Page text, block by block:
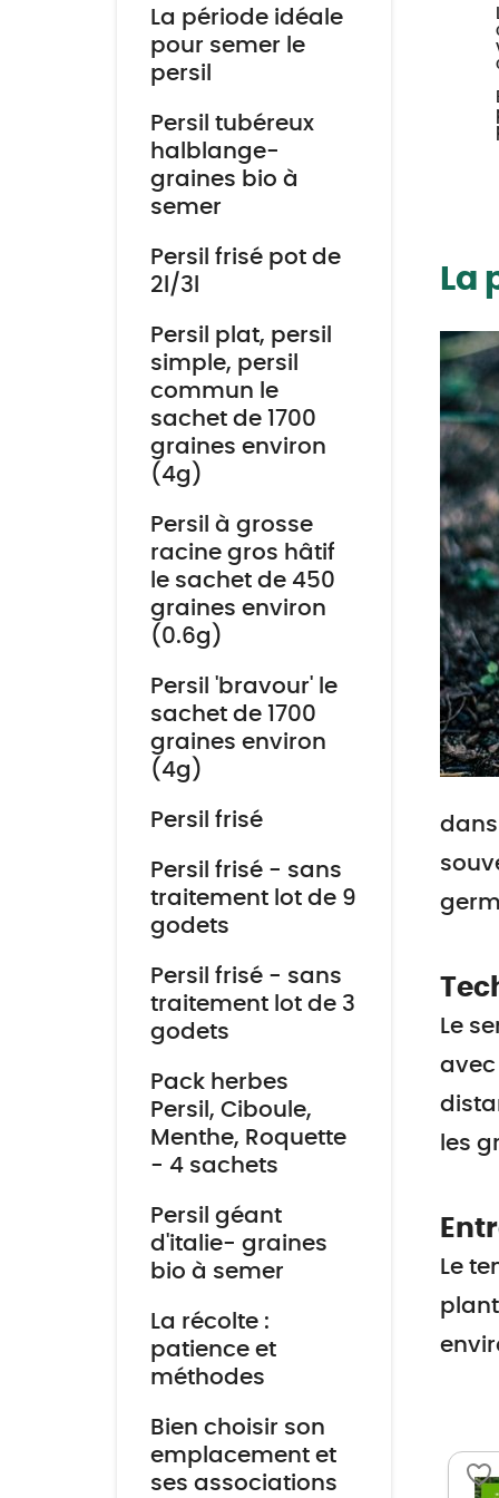
La période idéale
pour semer le
persil
Persil tubéreux
halblange-
graines bio à
semer
Persil frisé pot de
2l/3l
Persil plat, persil
simple, persil
commun le
sachet de 1700
graines environ
(4g)
Persil à grosse
racine gros hâtif
le sachet de 450
graines environ
(0.6g)
Persil 'bravour' le
sachet de 1700
graines environ
(4g)
Persil frisé
Persil frisé - sans
traitement lot de 9
godets
Persil frisé - sans
traitement lot de 3
godets
Pack herbes
Persil, Ciboule,
Menthe, Roquette
- 4 sachets
Persil géant
d'italie- graines
bio à semer
La récolte :
patience et
méthodes
Bien choisir son
emplacement et
ses associations
La
Le
avec
les
Le